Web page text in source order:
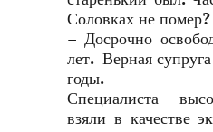
Соловках не помер?
– Досрочно
лет. Верная
годы.
Специалиста
взяли в качестве